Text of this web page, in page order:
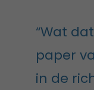
“Wat
paper
in de